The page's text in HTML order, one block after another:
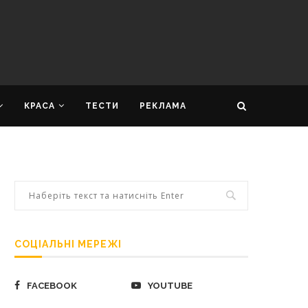
КРАСА ТЕСТИ РЕКЛАМА
СОЦІАЛЬНІ МЕРЕЖІ
FACEBOOK YOUTUBE